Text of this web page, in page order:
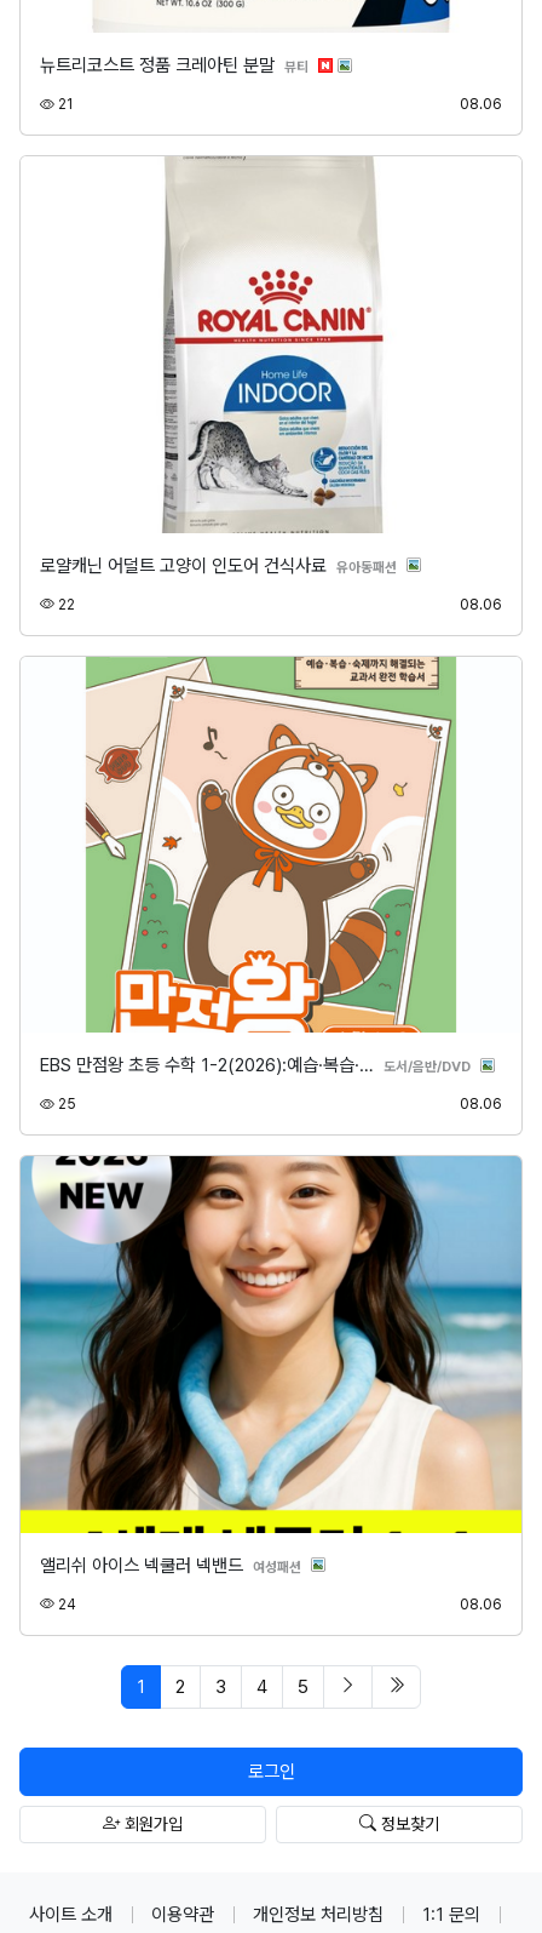
뉴트리코스트 정품 크레아틴 분말 뷰티 분류
21 08.06
로얄캐닌 어덜트 고양이 인도어 건식사료 유아동패션 분류
22 08.06
EBS 만점왕 초등 수학 1-2(2026):예습·복습·… 도서/음반/DVD분류
25 08.06
앨리쉬 아이스 넥쿨러 넥밴드 여성패션 분류
24조회 08.06
1 페이지 현재
2 3 4 5 다음 페이지
로그인
회원가입 정보찾기
사이트 소개 이용약관 개인정보 처리방침
1:1 문의